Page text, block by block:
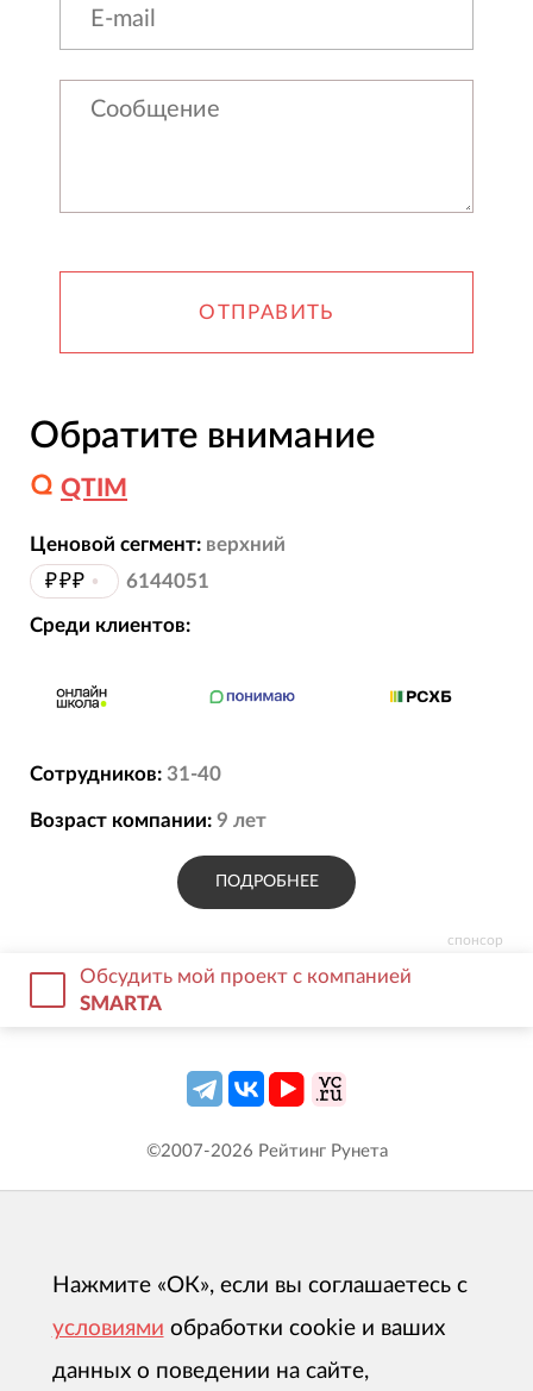
ОТПРАВИТЬ
спонсор
Обратите внимание
QTIM
Ценовой сегмент: верхний
₽₽₽ • 6144051
Среди клиентов:
Сотрудников: 31-40
Возраст компании: 9 лет
ПОДРОБНЕЕ
Обсудить мой проект с компанией
SMARTA
©2007-2026 Рейтинг Рунета
Нажмите «ОК», если вы соглашаетесь с
условиями обработки cookie и ваших
данных о поведении на сайте,